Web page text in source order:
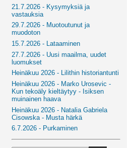
21.7.2026 - Kysymyksiä ja
vastauksia
29.7.2026 - Muotoutunut ja
muodoton
15.7.2026 - Lataaminen
27.7.2026 - Uusi maailma, uudet
luomukset
Heinäkuu 2026 - Lilithin historiantunti
Heinäkuu 2026 - Marko Urosevic -
Kun tekoäly kieltäytyy - Isiksen
muinainen haava
Heinäkuu 2026 - Natalia Gabriela
Cisowska - Musta härkä
6.7.2026 - Purkaminen